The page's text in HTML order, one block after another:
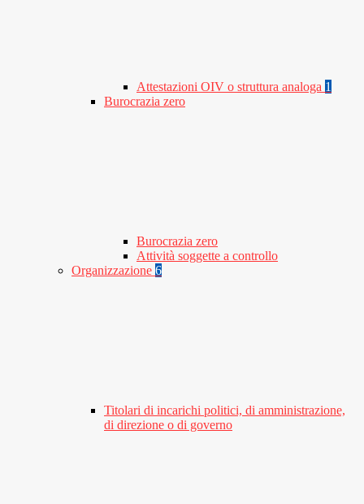
Attestazioni OIV o struttura analoga 1
Burocrazia zero
Burocrazia zero
Attività soggette a controllo
Organizzazione 6
Titolari di incarichi politici, di amministrazione,
di direzione o di governo